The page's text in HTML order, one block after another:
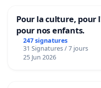
Pour la culture, pour
pour nos enfants.
247 signatures
31 Signatures / 7 jours
25 Jun 2026